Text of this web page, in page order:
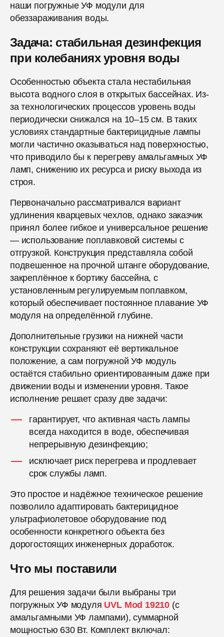
наши погружные УФ модули для
обеззараживания воды.
Задача: стабильная дезинфекция
при колебаниях уровня воды
Особенностью объекта стала нестабильная
высота водного слоя в открытых бассейнах. Из-
за технологических процессов уровень воды
периодически снижался на 10–15 см. В таких
условиях стандартные бактерицидные лампы
могли частично оказываться над поверхностью,
что приводило бы к перегреву амальгамных УФ
ламп, снижению их ресурса и риску выхода из
строя.
Первоначально рассматривался вариант
удлинения кварцевых чехлов, однако заказчик
принял более гибкое и универсальное решение
— использование поплавковой системы с
отгрузкой. Конструкция представляла собой
подвешенное на прочной штанге оборудование,
закреплённое к бортику бассейна, с
установленным регулируемым поплавком,
который обеспечивает постоянное плавание УФ
модуля на определённой глубине.
Дополнительные грузики на нижней части
конструкции сохраняют её вертикальное
положение, а сам погружной УФ модуль
остаётся стабильно ориентированным даже при
движении воды и изменении уровня. Такое
исполнение решает сразу две задачи:
гарантирует, что активная часть лампы
всегда находится в воде, обеспечивая
непрерывную дезинфекцию;
исключает риск перегрева и продлевает
срок службы ламп.
Это простое и надёжное техническое решение
позволило адаптировать бактерицидное
ультрафиолетовое оборудование под
особенности конкретного объекта без
дорогостоящих инженерных доработок.
Что мы поставили
Для решения задачи были выбраны три
погружных УФ модуля UVL Mod 19210 (с
амальгамными УФ лампами), суммарной
мощностью 630 Вт. Комплект включал: